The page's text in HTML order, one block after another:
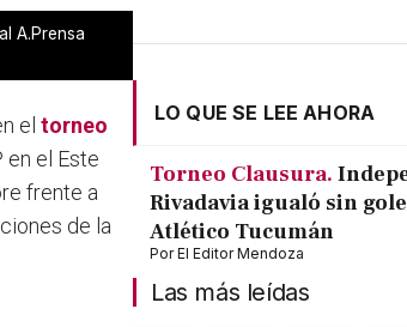
A.Prensa
eltorneo
en el Este
frente a
de la
LO QUE SE LEE AHORA
Torneo Clausura.
Rivadavia igualó sin
Atlético Tucumán
PorEl Editor Mendoza
Las más leídas